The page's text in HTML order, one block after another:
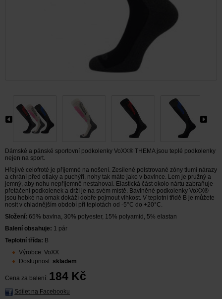
Dámské a pánské sportovní podkolenky VoXX® THEMA jsou teplé podkolenky
nejen na sport.
Hřejivé celofroté je příjemné na nošení. Zesílené polstrované zóny tlumí nárazy
a chrání před otlaky a puchýři, nohy tak máte jako v bavlnce. Lem je pružný a
jemný, aby nohu nepříjemně nestahoval. Elastická část okolo nártu zabraňuje
přetáčení podkolenek a drží je na svém místě. Bavlněné podkolenky VoXX®
jsou hebké na omak dokáží dobře pojmout vlhkost. V teplotní třídě B je můžete
nosit v chladnějším období při teplotách od -5°C do +20°C.
Složení: 65% bavlna, 30% polyester, 15% polyamid, 5% elastan
Balení obsahuje: 1 pár
Teplotní třída: B
Výrobce: VoXX
Dostupnost: skladem
Cena za balení: 184 Kč
Sdílet na Facebooku